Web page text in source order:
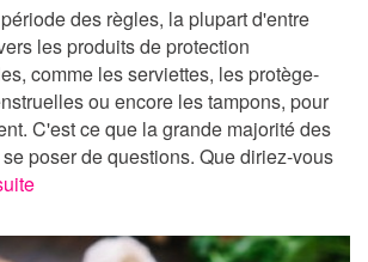
des règles, la plupart d'entre
les produits de protection
comme les serviettes, les protège-
ou encore les tampons, pour
C'est ce que la grande majorité des
poser de questions. Que diriez-vous